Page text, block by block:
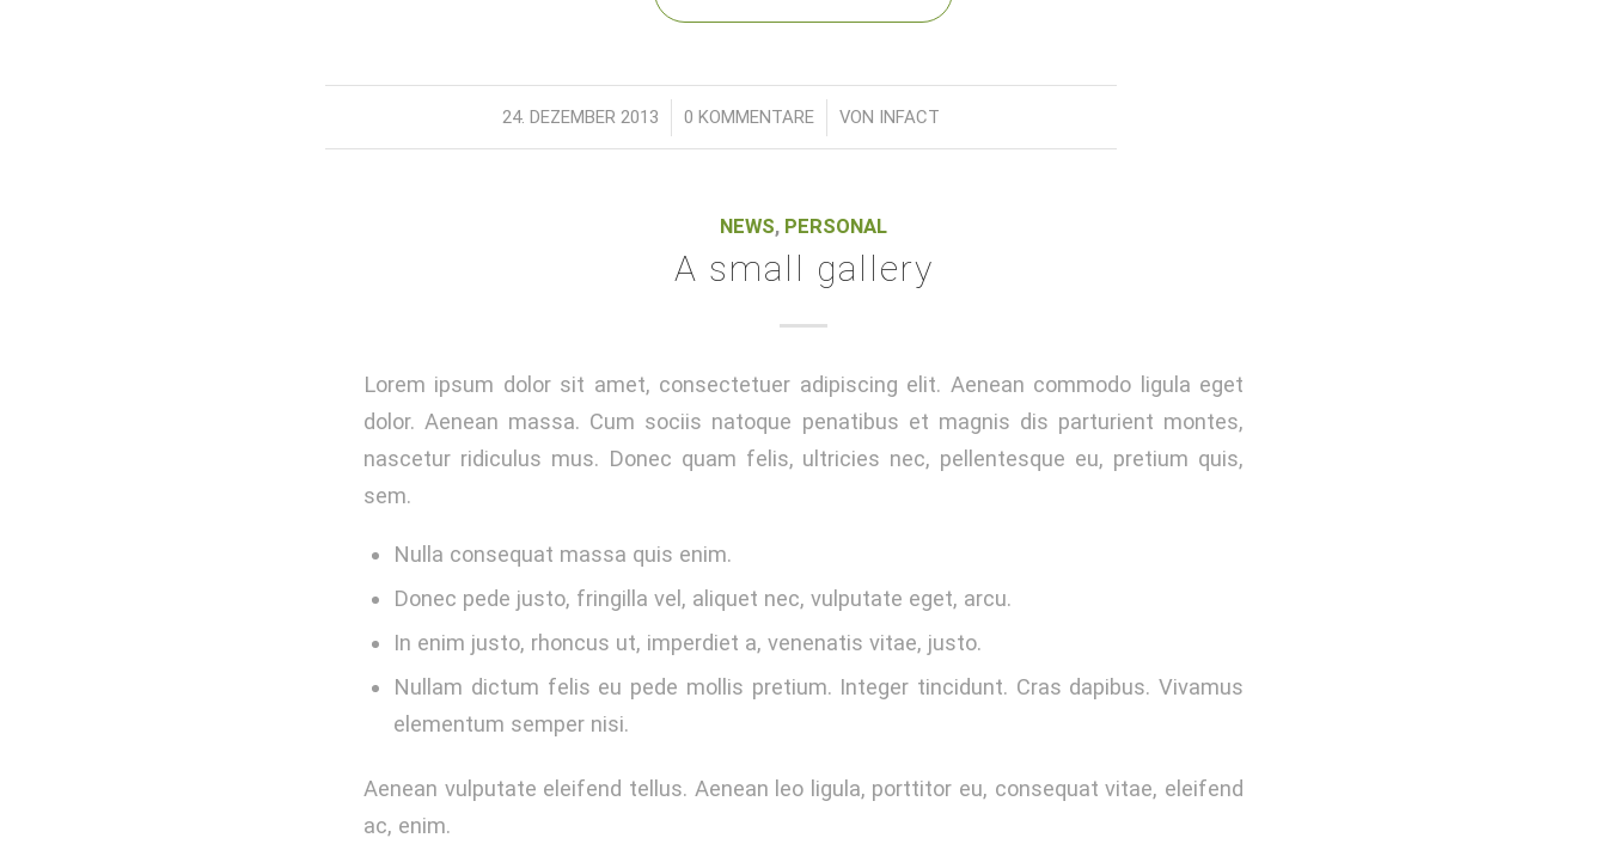
24. DEZEMBER 2013
/ 0 KOMMENTARE
/ VON INFACT
NEWS, PERSONAL
A small gallery
Lorem ipsum dolor sit amet, consectetuer adipiscing elit. Aenean commodo ligula eget
dolor. Aenean massa. Cum sociis natoque penatibus et magnis dis parturient montes,
nascetur ridiculus mus. Donec quam felis, ultricies nec, pellentesque eu, pretium quis,
sem.
Nulla consequat massa quis enim.
Donec pede justo, fringilla vel, aliquet nec, vulputate eget, arcu.
In enim justo, rhoncus ut, imperdiet a, venenatis vitae, justo.
Nullam dictum felis eu pede mollis pretium. Integer tincidunt. Cras dapibus. Vivamus
elementum semper nisi.
Aenean vulputate eleifend tellus. Aenean leo ligula, porttitor eu, consequat vitae, eleifend
ac, enim.